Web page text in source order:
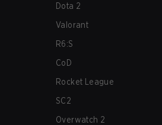
Dota 2
Valorant
R6:S
CoD
Rocket League
SC2
Overwatch 2